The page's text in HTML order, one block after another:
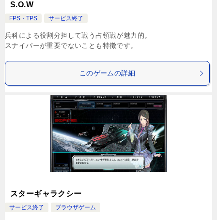
S.O.W
FPS・TPS サービス終了
兵科による役割分担して戦う占領戦が魅力的。
スナイパーが重要でないことも特徴です。
このゲームの詳細
スターギャラクシー
サービス終了 ブラウザゲーム